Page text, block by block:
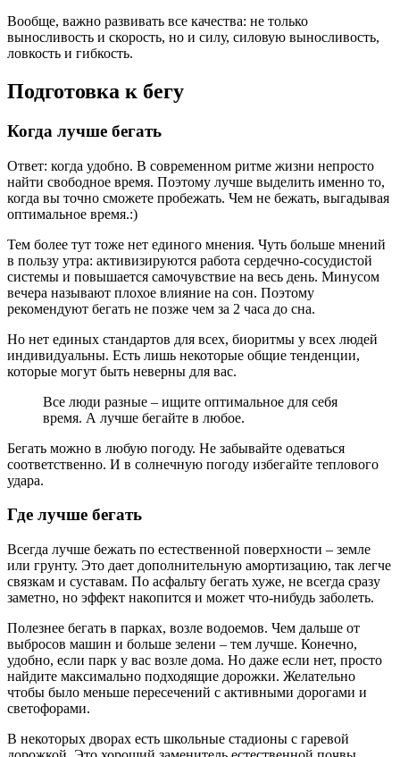
Вообще, важно развивать все качества: не только
выносливость и скорость, но и силу, силовую выносливость,
ловкость и гибкость.
Подготовка к бегу
Когда лучше бегать
Ответ: когда удобно. В современном ритме жизни непросто
найти свободное время. Поэтому лучше выделить именно то,
когда вы точно сможете пробежать. Чем не бежать, выгадывая
оптимальное время.:)
Тем более тут тоже нет единого мнения. Чуть больше мнений
в пользу утра: активизируются работа сердечно-сосудистой
системы и повышается самочувствие на весь день. Минусом
вечера называют плохое влияние на сон. Поэтому
рекомендуют бегать не позже чем за 2 часа до сна.
Но нет единых стандартов для всех, биоритмы у всех людей
индивидуальны. Есть лишь некоторые общие тенденции,
которые могут быть неверны для вас.
Все люди разные – ищите оптимальное для себя
время. А лучше бегайте в любое.
Бегать можно в любую погоду. Не забывайте одеваться
соответственно. И в солнечную погоду избегайте теплового
удара.
Где лучше бегать
Всегда лучше бежать по естественной поверхности – земле
или грунту. Это дает дополнительную амортизацию, так легче
связкам и суставам. По асфальту бегать хуже, не всегда сразу
заметно, но эффект накопится и может что-нибудь заболеть.
Полезнее бегать в парках, возле водоемов. Чем дальше от
выбросов машин и больше зелени – тем лучше. Конечно,
удобно, если парк у вас возле дома. Но даже если нет, просто
найдите максимально подходящие дорожки. Желательно
чтобы было меньше пересечений с активными дорогами и
светофорами.
В некоторых дворах есть школьные стадионы с гаревой